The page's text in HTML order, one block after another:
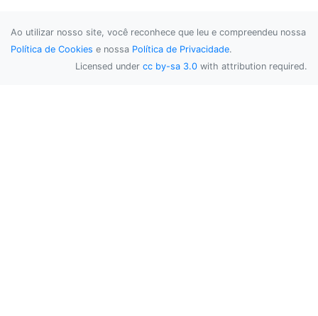
Ao utilizar nosso site, você reconhece que leu e compreendeu nossa
Política de Cookies e nossa Política de Privacidade.
Licensed under cc by-sa 3.0 with attribution required.